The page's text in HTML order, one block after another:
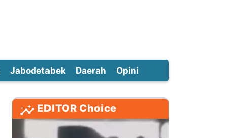
Jabodetabek Daerah Opini
EDITOR Choice